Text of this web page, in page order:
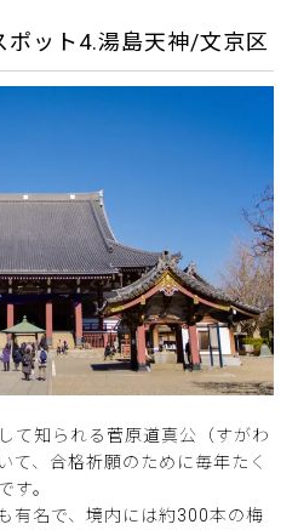
ポット4.湯島天神/文京区
て知られる菅原道真公（すがわ
て、合格祈願のために毎年たく
す。
有名で、境内には約300本の梅